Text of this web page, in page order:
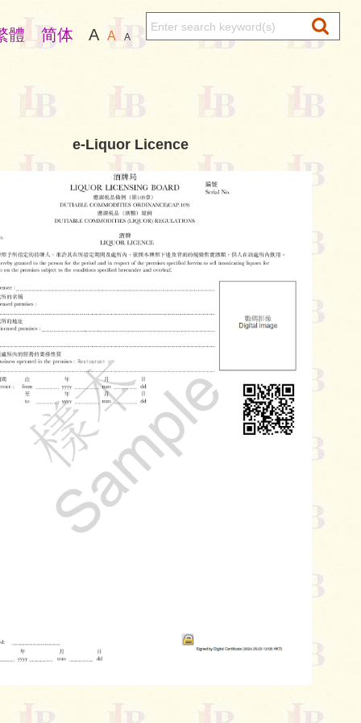
體 简体 A A A
e-Liquor Licence